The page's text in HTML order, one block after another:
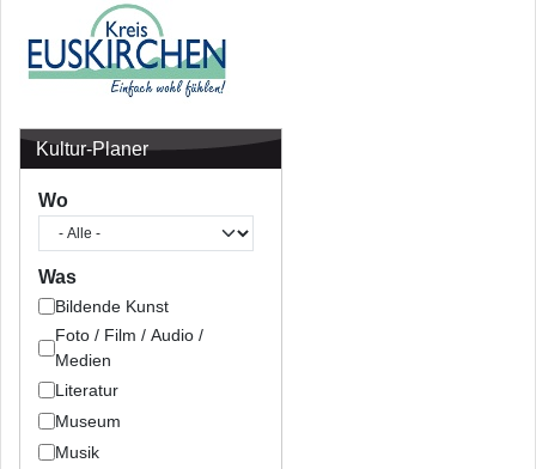
Kultur-Planer
Wo
Was
Bildende Kunst
Foto / Film / Audio /
Medien
Literatur
Museum
Musik